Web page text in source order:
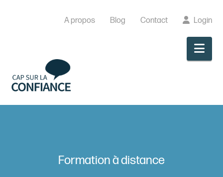
A propos Blog Contact Login
Formation à distance